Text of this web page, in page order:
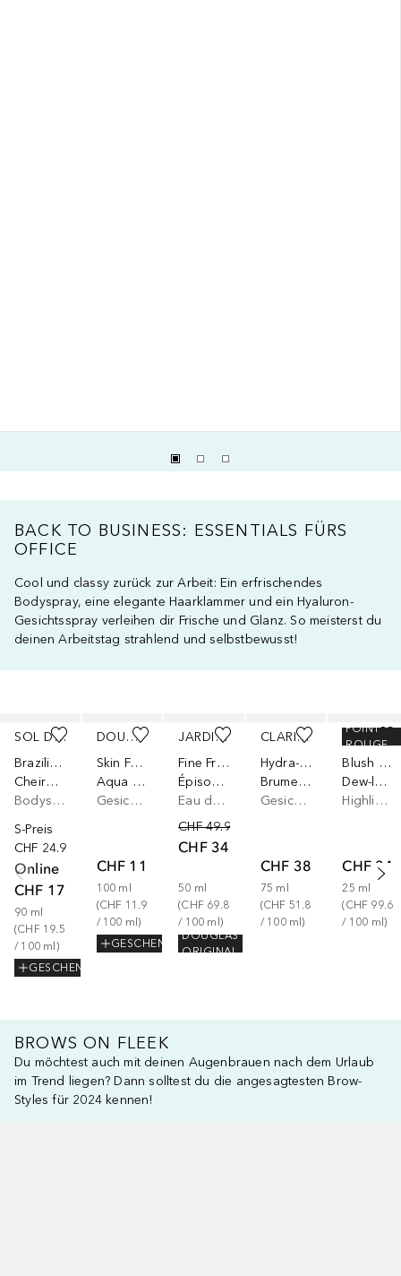
BACK TO BUSINESS: ESSENTIALS FÜRS
OFFICE
Cool und classy zurück zur Arbeit: Ein erfrischendes
Bodyspray, eine elegante Haarklammer und ein Hyaluron-
Gesichtsspray verleihen dir Frische und Glanz. So meisterst du
deinen Arbeitstag strahlend und selbstbewusst!
SOL DE JANEIRO
Brazilian Crush
Cheirosa 59
Bodyspray
S-Preis
CHF 24.90
Online
CHF 17.55
90 ml
(CHF 19.50
/ 100 ml)
GESCHENK
DOUGLAS COLLECTION
Skin Focus
Aqua Perfect 24H Hydrating Mist
Gesichtsspray
CHF 11.90
100 ml
(CHF 11.90
/ 100 ml)
GESCHENK
JARDIN BOHÈME
Fine Fragrances
Épisode Romantique
Eau de Parfum
CHF 49.90
CHF 34.90
50 ml
(CHF 69.80
/ 100 ml)
DOUGLAS
ORIGINAL
CLARINS
Hydra-Essentiel
Brume hydratante multi-protection
Gesichtsspray
CHF 38.90
75 ml
(CHF 51.87
/ 100 ml)
BENEFIT
Blush Collection
Dew-la-la glowy
Highlighter
CHF
25 ml
(CHF 99.60
/ 100 ml)
POINT
ROUGE
BROWS ON FLEEK
Du möchtest auch mit deinen Augenbrauen nach dem Urlaub
im Trend liegen? Dann solltest du die angesagtesten Brow-
Styles für 2024 kennen!